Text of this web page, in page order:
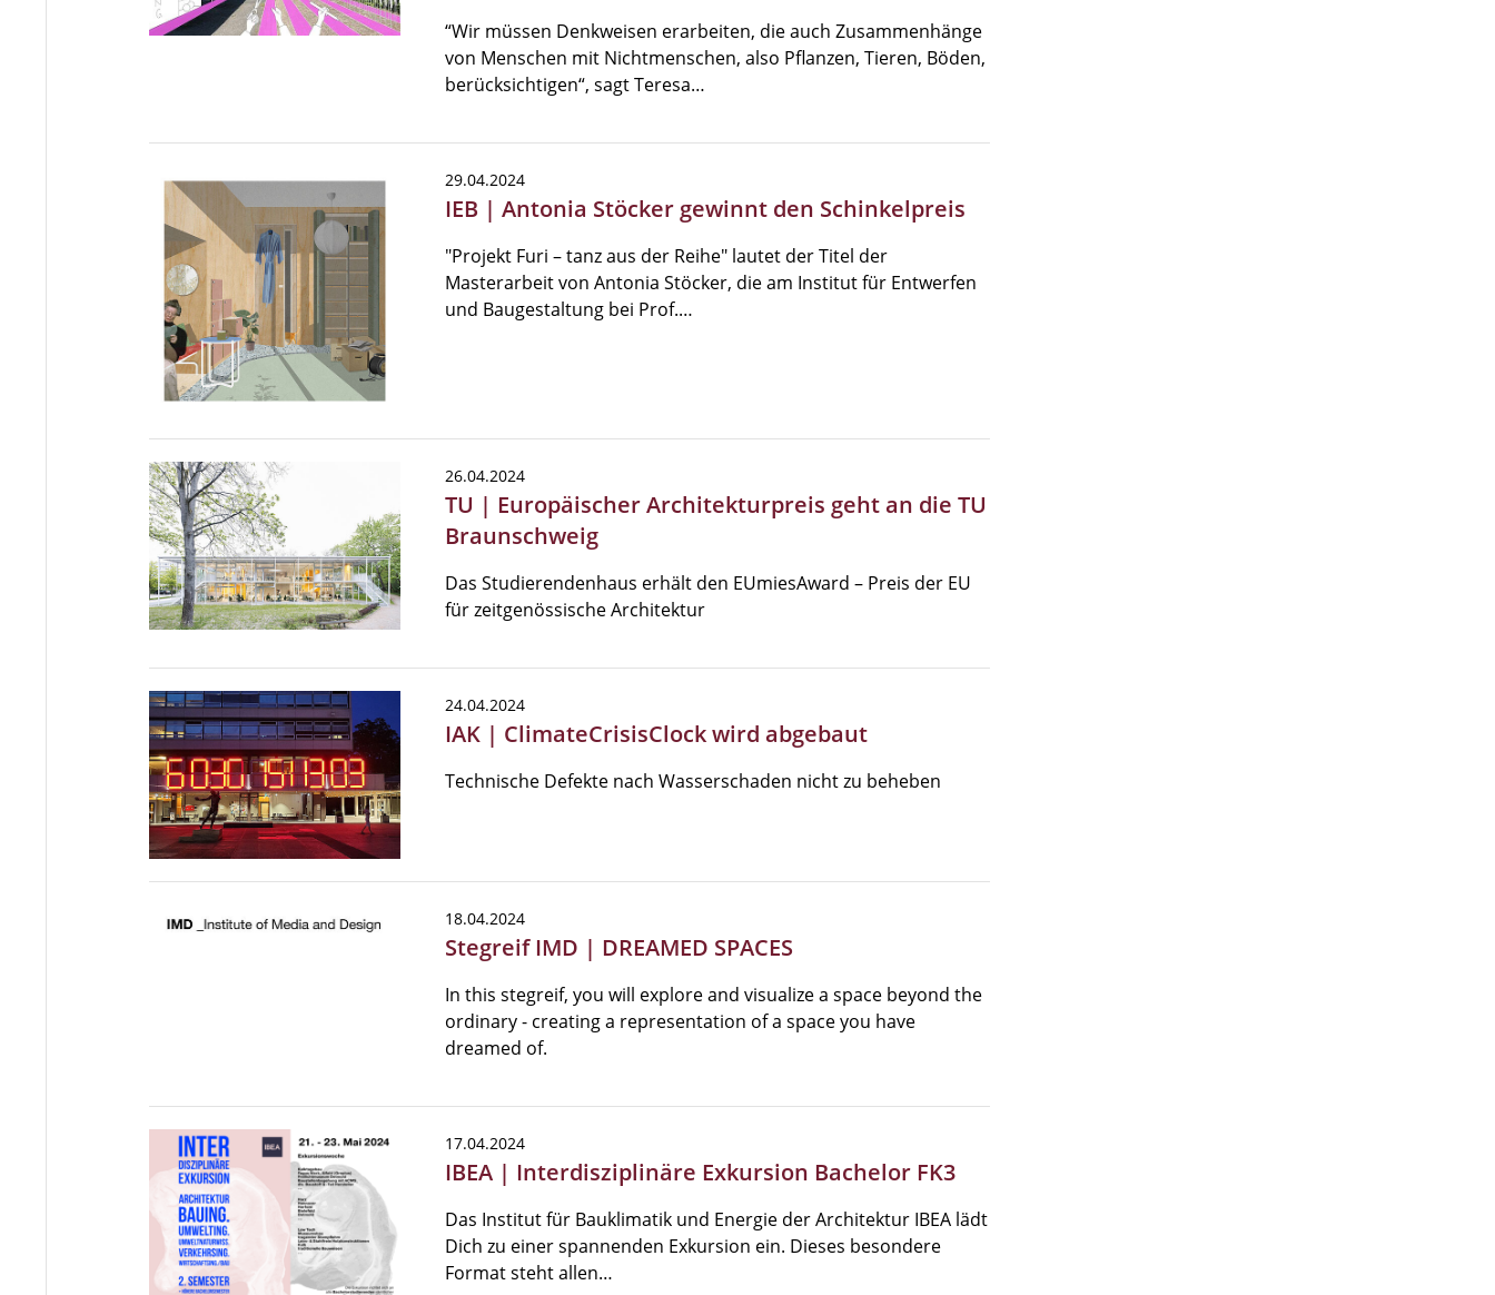
“Wir müssen Denkweisen erarbeiten, die auch Zusammenhänge
von Menschen mit Nichtmenschen, also Pflanzen, Tieren, Böden,
berücksichtigen“, sagt Teresa…
29.04.2024
IEB | Antonia Stöcker gewinnt den Schinkelpreis
"Projekt Furi – tanz aus der Reihe" lautet der Titel der
Masterarbeit von Antonia Stöcker, die am Institut für Entwerfen
und Baugestaltung bei Prof.…
26.04.2024
TU | Europäischer Architekturpreis geht an die TU
Braunschweig
Das Studierendenhaus erhält den EUmiesAward – Preis der EU
für zeitgenössische Architektur
24.04.2024
IAK | ClimateCrisisClock wird abgebaut
Technische Defekte nach Wasserschaden nicht zu beheben
18.04.2024
Stegreif IMD | DREAMED SPACES
In this stegreif, you will explore and visualize a space beyond the
ordinary - creating a representation of a space you have
dreamed of.
17.04.2024
IBEA | Interdisziplinäre Exkursion Bachelor FK3
Das Institut für Bauklimatik und Energie der Architektur IBEA lädt
Dich zu einer spannenden Exkursion ein. Dieses besondere
Format steht allen…